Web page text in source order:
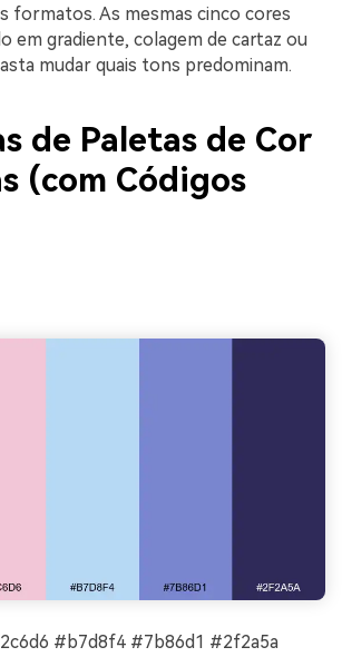
formatos. As mesmas cinco cores
em gradiente, colagem de cartaz ou
mudar quais tons predominam.
de Paletas de Cor
(com Códigos
#b7d8f4 #7b86d1 #2f2a5a